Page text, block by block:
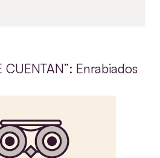
CUENTAN”: Enrabiados